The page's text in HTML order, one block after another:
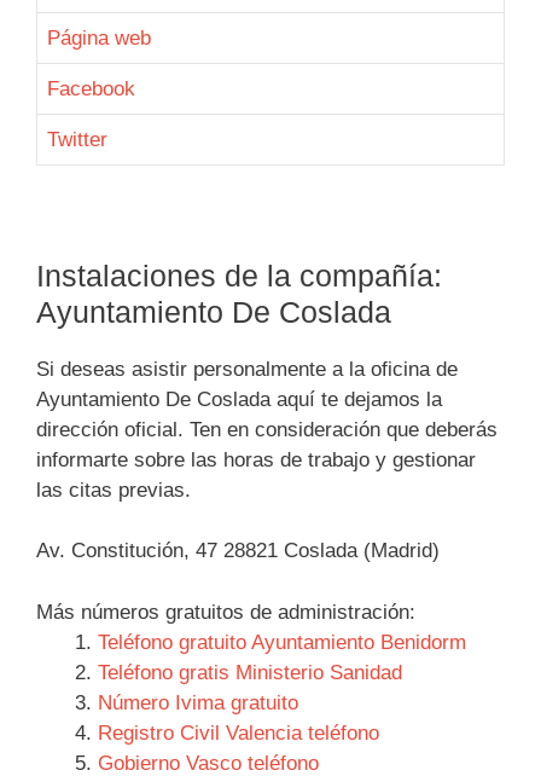
Página web
Facebook
Twitter
Instalaciones de la compañía:
Ayuntamiento De Coslada
Si deseas asistir personalmente a la oficina de
Ayuntamiento De Coslada aquí te dejamos la
dirección oficial. Ten en consideración que deberás
informarte sobre las horas de trabajo y gestionar
las citas previas.
Av. Constitución, 47 28821 Coslada (Madrid)
Más números gratuitos de administración:
Teléfono gratuito Ayuntamiento Benidorm
Teléfono gratis Ministerio Sanidad
Número Ivima gratuito
Registro Civil Valencia teléfono
Gobierno Vasco teléfono